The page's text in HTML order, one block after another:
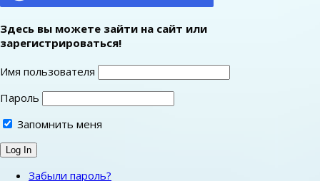
Здесь вы можете зайти на сайт или
зарегистрироваться!
Имя пользователя
Пароль
Запомнить меня
Забыли пароль?